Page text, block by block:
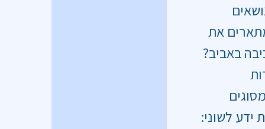
את
באביב?
ידע לשוני: